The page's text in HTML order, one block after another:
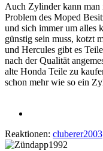
Auch Zylinder kann man
Problem des Moped
und sich immer um alles
günstig sein muss, kotzt
und Hercules gibt es
nach der Qualität
alte Honda Teile zu
schon mehr wie so ein
Reaktionen: cluberer2003